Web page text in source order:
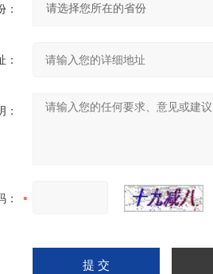
：
：
：
：